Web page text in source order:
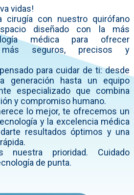
vidas!
cirugía con nuestro quirófano
diseñado con la más
médica para ofrecer
más seguros, precisos y
para cuidar de ti: desde
generación hasta un equipo
especializado que combina
y compromiso humano.
lo mejor, te ofrecemos un
y la excelencia médica
resultados óptimos y una
nuestra prioridad. Cuidado
de punta.